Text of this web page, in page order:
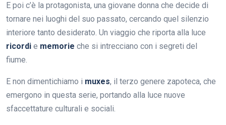
E poi c’è la protagonista, una giovane donna che decide di
tornare nei luoghi del suo passato, cercando quel silenzio
interiore tanto desiderato. Un viaggio che riporta alla luce
ricordi e memorie che si intrecciano con i segreti del
fiume.
E non dimentichiamo i muxes, il terzo genere zapoteca, che
emergono in questa serie, portando alla luce nuove
sfaccettature culturali e sociali.